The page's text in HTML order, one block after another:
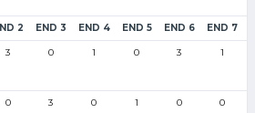
2 END 3 END 4 END 5 END 6 END 7
3 0 1 0 3 1
0 3 0 1 0 0